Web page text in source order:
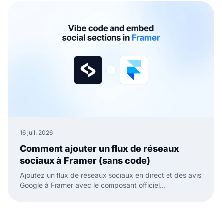
16 juil. 2026
Comment ajouter un flux de réseaux
sociaux à Framer (sans code)
Ajoutez un flux de réseaux sociaux en direct et des avis
Google à Framer avec le composant officiel